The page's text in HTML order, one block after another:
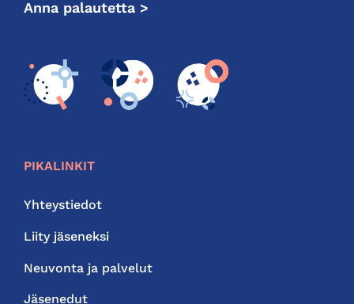
Anna palautetta >
PIKALINKIT
Yhteystiedot
Liity jäseneksi
Neuvonta ja palvelut
Jäsenedut